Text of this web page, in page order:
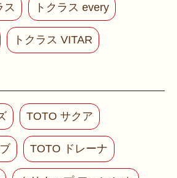
ス トクラス every
トクラス VITAR
TOTO サクア
TOTO ドレーナ